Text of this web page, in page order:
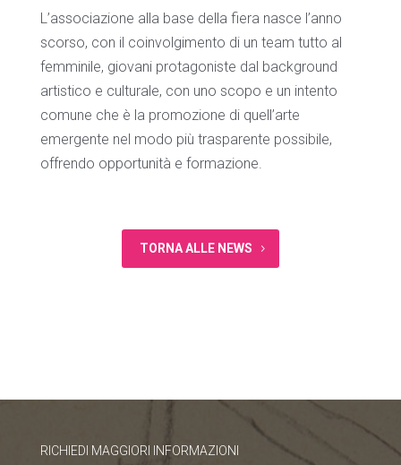
L’associazione alla base della fiera nasce l’anno
scorso, con il coinvolgimento di un team tutto al
femminile, giovani protagoniste dal background
artistico e culturale, con uno scopo e un intento
comune che è la promozione di quell’arte
emergente nel modo più trasparente possibile,
offrendo opportunità e formazione.
TORNA ALLE NEWS
RICHIEDI MAGGIORI INFORMAZIONI